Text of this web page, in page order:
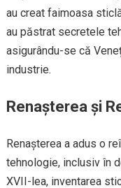
au creat faimoasa
au păstrat secretele
asigurându-se că
industrie.
Renașterea și
Renașterea a adus o
tehnologie, inclusiv în
XVII-lea, inventarea